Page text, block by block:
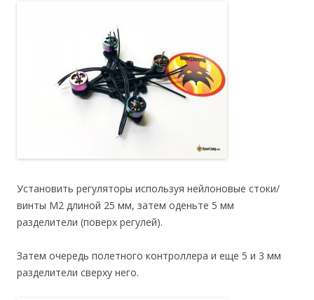
Установить регуляторы используя нейлоновые стоки/
винты M2 длиной 25 мм, затем оденьте 5 мм
разделители (поверх регулей).
Затем очередь полетного контроллера и еще 5 и 3 мм
разделители сверху него.